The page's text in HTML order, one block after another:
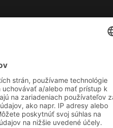
Spoločnosť
O nás
BITO vo svete